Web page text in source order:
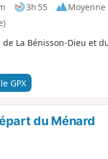
3h 55
Moyenne
La Bénisson-Dieu et
GPX
du Ménard